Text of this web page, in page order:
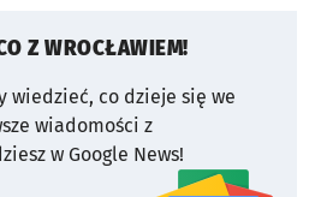
Z WROCŁAWIEM!
wiedzieć, co dzieje się we
wiadomości z
w Google News!